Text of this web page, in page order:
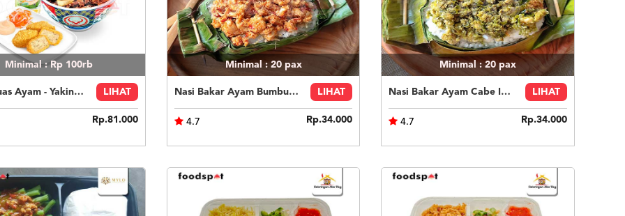
Minimal : Rp 100rb
Paket Puas Ayam - Yakiniku Beef Paket Puas (R) LIHAT
Rp.81.000
Minimal : 20 pax
Nasi Bakar Ayam Bumbu Bali + Kerupuk LIHAT
4.7 Rp.34.000
Minimal : 20pax
Nasi Bakar Ayam Cabe Ijo + Kerupuk LIHAT
4.7 Rp.34.000